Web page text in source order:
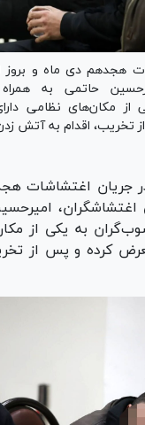
هجدهم دی ماه و بروز
حاتمی به
مکان‌های نظامی
تخریب، اقدام به آتش
جریان اغتشاشات
اغتشاشگران،
به یکی از
کرده و پس از